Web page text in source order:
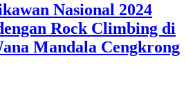
Nasional 2024
Rock Climbing di
Mandala Cengkrong